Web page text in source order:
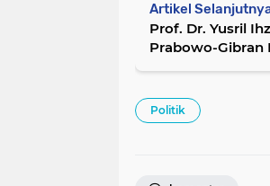
Artikel
Prof. Dr. Yusril
Prabowo-Gibran
Politik